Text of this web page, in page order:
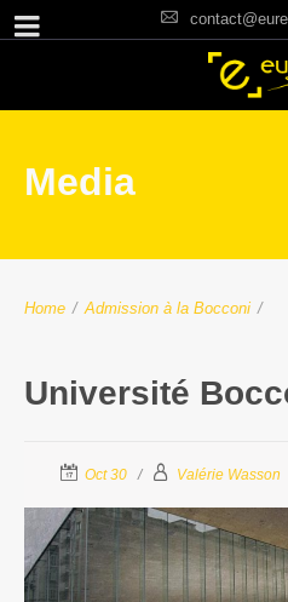
Media
Home / Admission à la Bocconi /
Université
Oct 30 Valérie Wasson